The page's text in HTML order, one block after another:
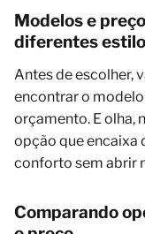
Modelos e
diferentes
Antes de escolher,
encontrar o
orçamento. E olha,
opção que encaixa
conforto sem abrir
Comparando